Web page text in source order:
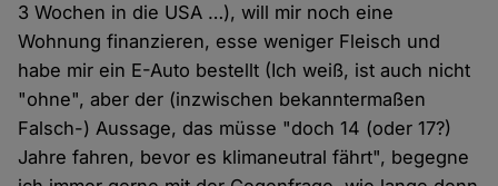
3 Wochen in die USA …), will mir noch eine
Wohnung finanzieren, esse weniger Fleisch und
habe mir ein E-Auto bestellt (Ich weiß, ist auch nicht
"ohne", aber der (inzwischen bekanntermaßen
Falsch-) Aussage, das müsse "doch 14 (oder 17?)
Jahre fahren, bevor es klimaneutral fährt", begegne